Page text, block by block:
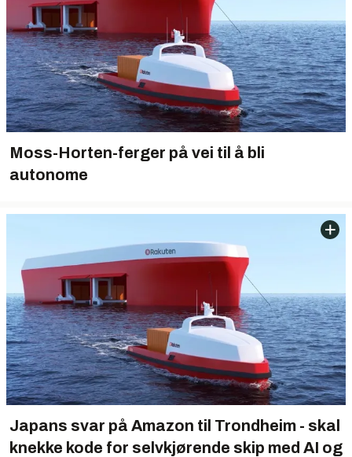
Moss-Horten-ferger på vei til å bli
autonome
Japans svar på Amazon til Trondheim - skal
knekke kode for selvkjørende skip med AI og